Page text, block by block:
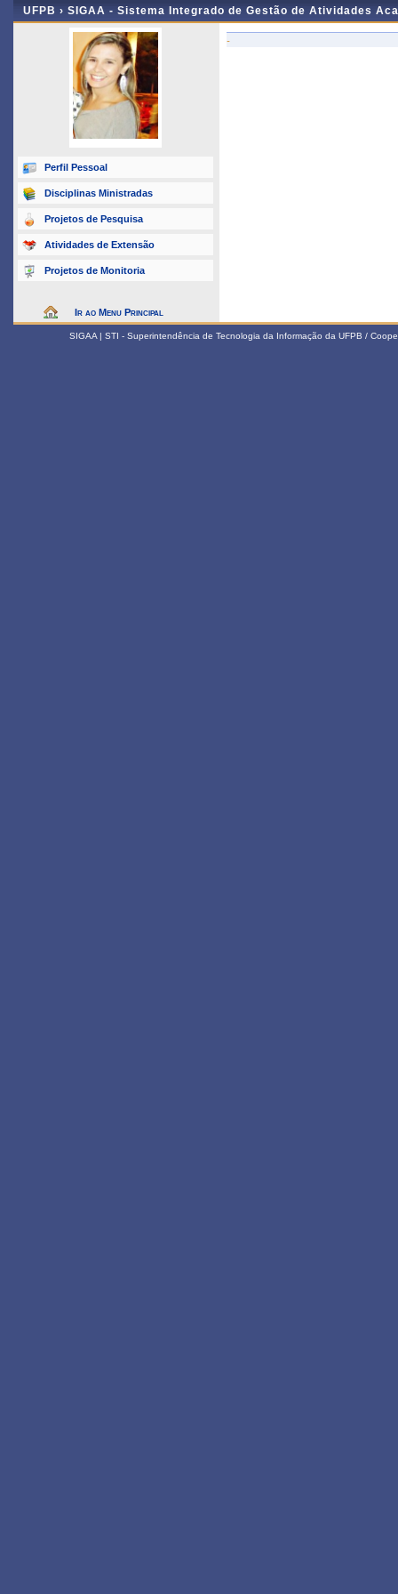
UFPB › SIGAA - Sistema Integrado de Gestão de Atividades
Perfil Pessoal
Disciplinas Ministradas
Projetos de Pesquisa
Atividades de Extensão
Projetos de Monitoria
Ir ao Menu Principal
-
SIGAA | STI - Superintendência de Tecnologia da Informação da UFPB /